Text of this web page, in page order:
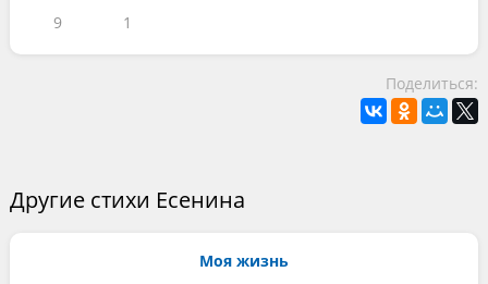
9 1
Поделиться:
Другие стихи Есенина
Моя жизнь